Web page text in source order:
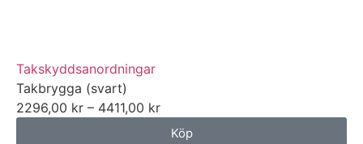
Takskyddsanordningar
Takbrygga (svart)
2296,00 kr – 4411,00 kr
Köp